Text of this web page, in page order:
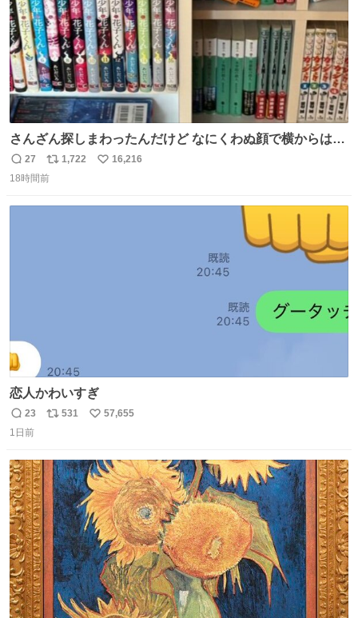
さんざん探しまわったんだけど なにくわぬ顔で横からはえ
てた
返
信
27
リ
ポ
1,722
い
16,216
18時間前
恋人かわいすぎ
返
信
23
リ
ト
数
531
い
数
57,655
1日前